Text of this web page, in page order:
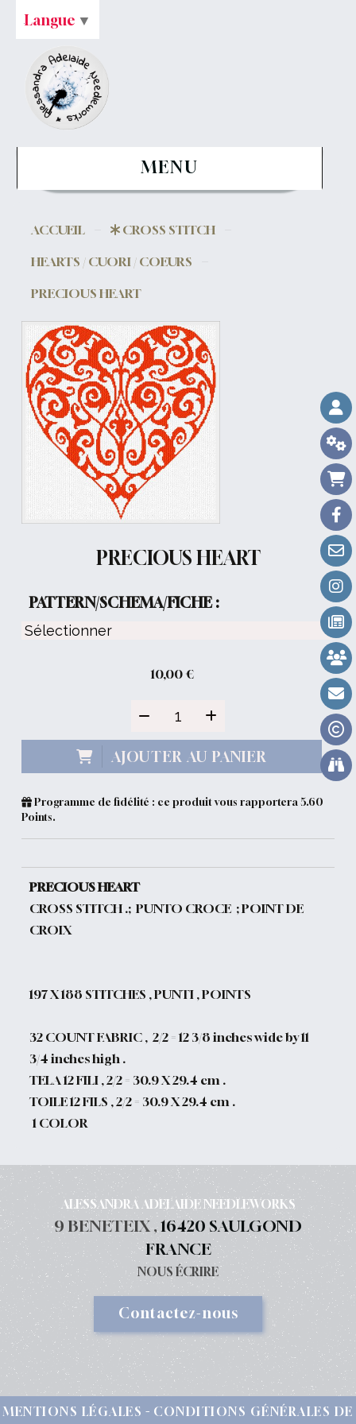
MENU
ACCUEIL
CROSS STITCH
HEARTS / CUORI / COEURS
PRECIOUS HEART
PRECIOUS HEART
PATTERN/SCHEMA/FICHE :
10,00€
AJOUTER AU PANIER
Programme de fidélité : ce produit vous rapportera5.60
Points.
PRECIOUS HEART
CROSS STITCH .; PUNTO CROCE ; POINT DE
CROIX
197X 188 STITCHES , PUNTI , POINTS
32 COUNT FABRIC , 2/2 = 12 3/8 inches wide by 11
3/4 inches high .
TELA 12 FILI , 2/2 = 30.9 X 29.4 cm .
TOILE 12 FILS , 2/2 = 30.9 X 29.4 cm .
1 COLOR
ALESSANDRA ADELAIDE NEEDLEWORKS
9 BENETEIX ,16420 SAULGOND
FRANCE
NOUS ÉCRIRE
Contactez-nous
MENTIONS LÉGALES CONDITIONS GÉNÉRALES DE
Langue ▼